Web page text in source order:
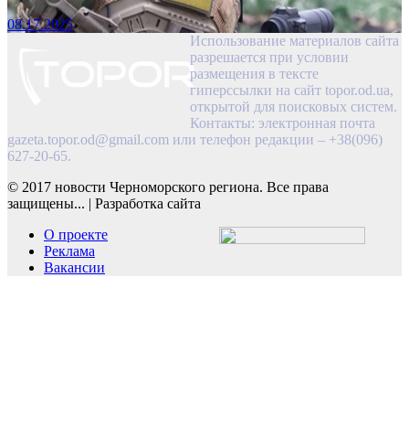
08.17.2025
Использование материалов сайта
разрешается при условии
размещения в тексте
гиперссылки на сайт topor.od.ua,
открытой для поисковых систем.
Контакты: электронная почта
gazeta.topor.od@gmail.com или телефон редакции – +38(096)
627-20-65.
© 2017 новости Черноморского региона. Все права
защищены... | Разработка сайта
О проекте
Реклама
Вакансии